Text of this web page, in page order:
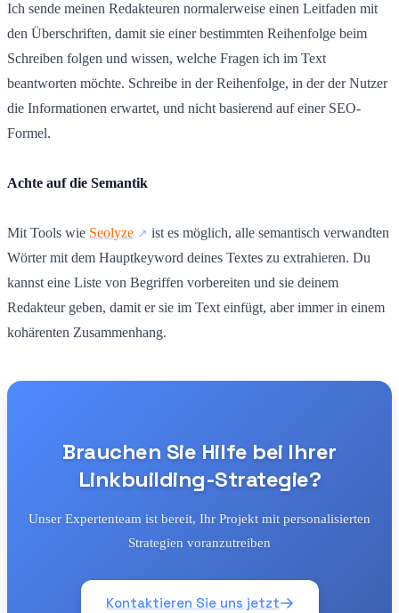
Ich sende meinen Redakteuren normalerweise einen Leitfaden mit
den Überschriften, damit sie einer bestimmten Reihenfolge beim
Schreiben folgen und wissen, welche Fragen ich im Text
beantworten möchte. Schreibe in der Reihenfolge, in der der Nutzer
die Informationen erwartet, und nicht basierend auf einer SEO-
Formel.
Achte auf die Semantik
Mit Tools wie Seolyze
ist es möglich, alle semantisch verwandten
Wörter mit dem Hauptkeyword deines Textes zu extrahieren. Du
kannst eine Liste von Begriffen vorbereiten und sie deinem
Redakteur geben, damit er sie im Text einfügt, aber immer in einem
kohärenten Zusammenhang.
Brauchen Sie Hilfe bei Ihrer
Linkbuilding-Strategie?
Unser Expertenteam ist bereit, Ihr Projekt mit personalisierten
Strategien voranzutreiben
Kontaktieren Sie uns jetzt